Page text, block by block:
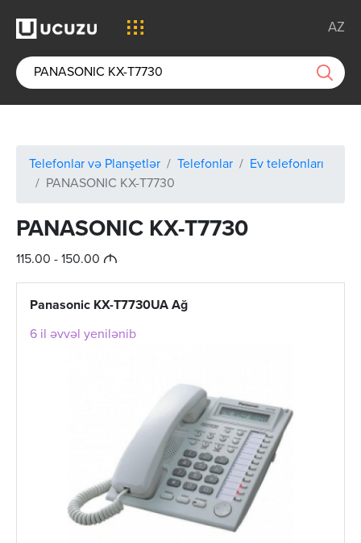
AZ
Telefonlar və Planşetlər Telefonlar
Ev telefonları
PANASONIC KX-T7730
PANASONIC KX-T7730
115.00 - 150.00 M
Panasonic KX-T7730UA Ağ
6 il əvvəl yenilənib